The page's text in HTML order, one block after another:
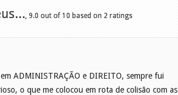
, 9.0 out of 10 based on 2 ratings
ADMINISTRAÇÃO e DIREITO, sempre fui
o que me colocou em rota de colisão com as